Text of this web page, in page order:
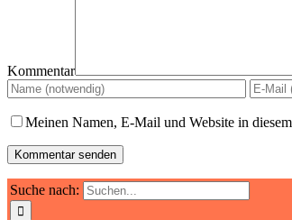
Kommentar
Meinen Namen, E-Mail und Website in
Suche nach: